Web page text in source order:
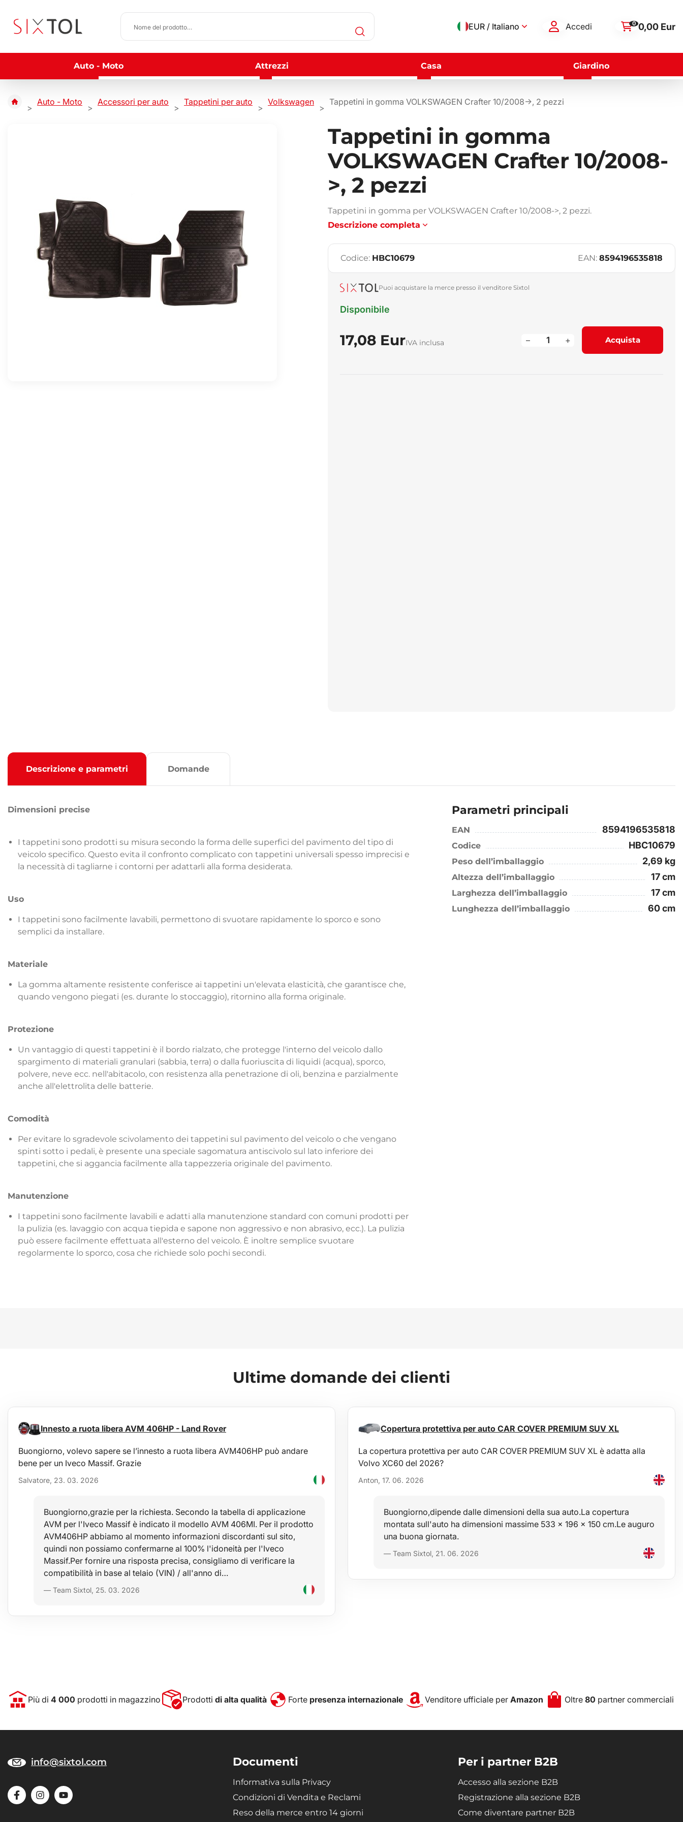
EUR / Italiano Accedi 0 0,00 Eur
Auto - Moto Attrezzi Casa Giardino
Auto - Moto Accessori per auto Tappetini per auto Volkswagen Tappetini in gomma VOLKSWAGEN Crafter 10/2008->, 2 pezzi
Tappetini in gomma
VOLKSWAGEN Crafter 10/2008-
>, 2 pezzi
Tappetini in gomma per VOLKSWAGEN Crafter 10/2008->, 2 pezzi.
Descrizione completa
Codice: HBC10679 EAN: 8594196535818
Puoi acquistare la merce presso il venditore Sixtol
Disponibile
17,08 EurIVA inclusa +
– Acquista
Descrizione e parametri Domande
Dimensioni precise
I tappetini sono prodotti su misura secondo la forma delle superfici del pavimento del tipo di
veicolo specifico. Questo evita il confronto complicato con tappetini universali spesso imprecisi e
la necessità di tagliarne i contorni per adattarli alla forma desiderata.
Uso
I tappetini sono facilmente lavabili, permettono di svuotare rapidamente lo sporco e sono
semplici da installare.
Materiale
La gomma altamente resistente conferisce ai tappetini un'elevata elasticità, che garantisce che,
quando vengono piegati (es. durante lo stoccaggio), ritornino alla forma originale.
Protezione
Un vantaggio di questi tappetini è il bordo rialzato, che protegge l'interno del veicolo dallo
spargimento di materiali granulari (sabbia, terra) o dalla fuoriuscita di liquidi (acqua), sporco,
polvere, neve ecc. nell'abitacolo, con resistenza alla penetrazione di oli, benzina e parzialmente
anche all'elettrolita delle batterie.
Comodità
Per evitare lo sgradevole scivolamento dei tappetini sul pavimento del veicolo o che vengano
spinti sotto i pedali, è presente una speciale sagomatura antiscivolo sul lato inferiore dei
tappetini, che si aggancia facilmente alla tappezzeria originale del pavimento.
Manutenzione
I tappetini sono facilmente lavabili e adatti alla manutenzione standard con comuni prodotti per
la pulizia (es. lavaggio con acqua tiepida e sapone non aggressivo e non abrasivo, ecc.). La pulizia
può essere facilmente effettuata all'esterno del veicolo. È inoltre semplice svuotare
regolarmente lo sporco, cosa che richiede solo pochi secondi.
Parametri principali
EAN 8594196535818
Codice HBC10679
Peso dell’imballaggio 2,69 kg
Altezza dell’imballaggio 17 cm
Larghezza dell’imballaggio 17 cm
Lunghezza dell’imballaggio 60 cm
Ultime domande dei clienti
Innesto a ruota libera AVM 406HP - Land Rover
Buongiorno, volevo sapere se l’innesto a ruota libera AVM406HP può andare
bene per un Iveco Massif. Grazie
Salvatore, 23. 03. 2026
Buongiorno,grazie per la richiesta. Secondo la tabella di applicazione
AVM per l'Iveco Massif è indicato il modello AVM 406MI. Per il prodotto
AVM406HP abbiamo al momento informazioni discordanti sul sito,
quindi non possiamo confermarne al 100% l'idoneità per l'Iveco
Massif.Per fornire una risposta precisa, consigliamo di verificare la
compatibilità in base al telaio (VIN) / all'anno di…
— Team Sixtol, 25. 03. 2026
Copertura protettiva per auto CAR COVER PREMIUM SUV XL
La copertura protettiva per auto CAR COVER PREMIUM SUV XL è adatta alla
Volvo XC60 del 2026?
Anton, 17. 06. 2026
Buongiorno,dipende dalle dimensioni della sua auto.La copertura
montata sull'auto ha dimensioni massime 533 x 196 x 150 cm.Le auguro
una buona giornata.
— Team Sixtol, 21. 06. 2026
Più di 4 000 prodotti in magazzino Prodotti di alta qualità Forte presenza internazionale Venditore ufficiale per Amazon Oltre80 partner commerciali
info@sixtol.com Documenti
Informativa sulla Privacy
Condizioni di Vendita e Reclami
Reso della merce entro 14 giorni
Per i partner B2B
Accesso alla sezione B2B
Registrazione alla sezione B2B
Come diventare partner B2B